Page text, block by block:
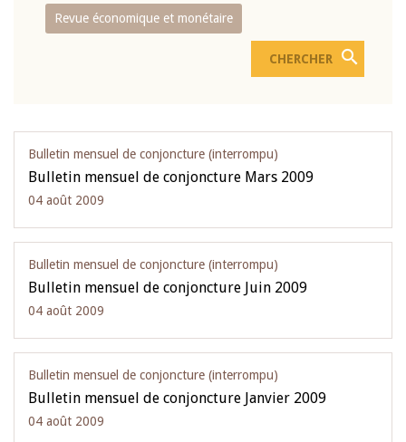
Revue économique et monétaire
Bulletin mensuel de conjoncture (interrompu)
Bulletin mensuel de conjoncture Mars 2009
04 août 2009
Bulletin mensuel de conjoncture (interrompu)
Bulletin mensuel de conjoncture Juin 2009
04 août 2009
Bulletin mensuel de conjoncture (interrompu)
Bulletin mensuel de conjoncture Janvier 2009
04 août 2009